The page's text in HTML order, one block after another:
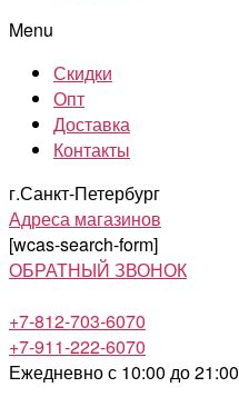
Menu
Скидки
Опт
Доставка
Контакты
г.Санкт-Петербург
Адреса магазинов
[wcas-search-form]
ОБРАТНЫЙ ЗВОНОК
+7-812-703-6070
+7-911-222-6070
Ежедневно с 10:00 до 21:00